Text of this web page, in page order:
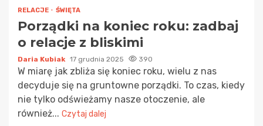
RELACJE ŚWIĘTA
Porządki na koniec roku: zadbaj
o relacje z bliskimi
Daria Kubiak 17 grudnia 2025 390
W miarę jak zbliża się koniec roku, wielu z nas
decyduje się na gruntowne porządki. To czas, kiedy
nie tylko odświeżamy nasze otoczenie, ale
również... Czytaj dalej